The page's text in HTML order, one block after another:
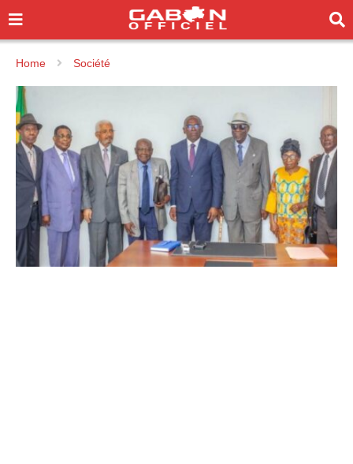
Home Société